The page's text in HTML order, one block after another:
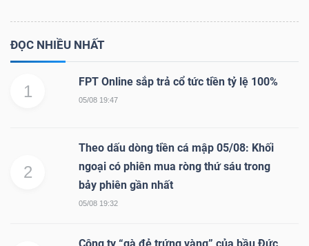
ĐỌC NHIỀU NHẤT
1
FPT Online sắp trả cổ tức tiền tỷ lệ 100%
05/08 19:47
2
Theo dấu dòng tiền cá mập 05/08: Khối
ngoại có phiên mua ròng thứ sáu trong
bảy phiên gần nhất
05/08 19:32